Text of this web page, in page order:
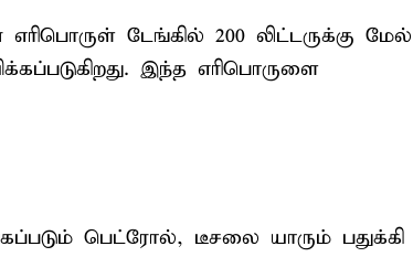
டேங்கில் 200 லிட்டருக்கு மேல்
இந்த எரிபொருளை
பெட்ரோல், டீசலை யாரும் பதுக்கி